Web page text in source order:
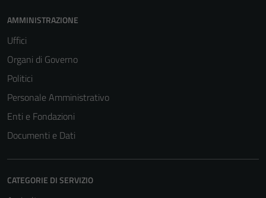
AMMINISTRAZIONE
Uffici
Organi di Governo
Politici
Personale Amministrativo
Enti e Fondazioni
Documenti e Dati
CATEGORIE DI SERVIZIO